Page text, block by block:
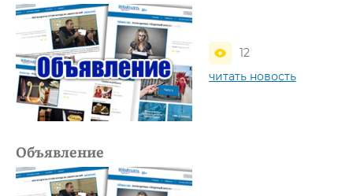
12
читать новость
Объявление